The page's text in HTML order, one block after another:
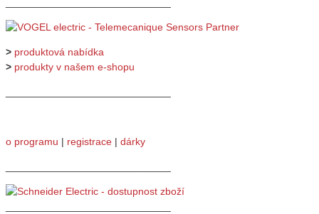
> produktová nabídka
> produkty v našem e-shopu
o programu | registrace | dárky